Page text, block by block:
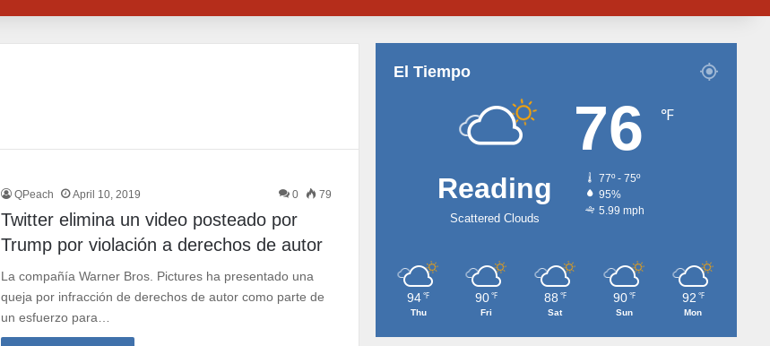
QPeach April 10, 2019 0 79
Twitter elimina un video posteado por
Trump por violación a derechos de autor
La compañía Warner Bros. Pictures ha presentado una
queja por infracción de derechos de autor como parte de
un esfuerzo para…
El Tiempo
Reading
Scattered Clouds
76 ℉
77º - 75º
95%
5.99 mph
94 ℉
Thu
90 ℉
Fri
88 ℉
Sat
90 ℉
Sun
92 ℉
Mon